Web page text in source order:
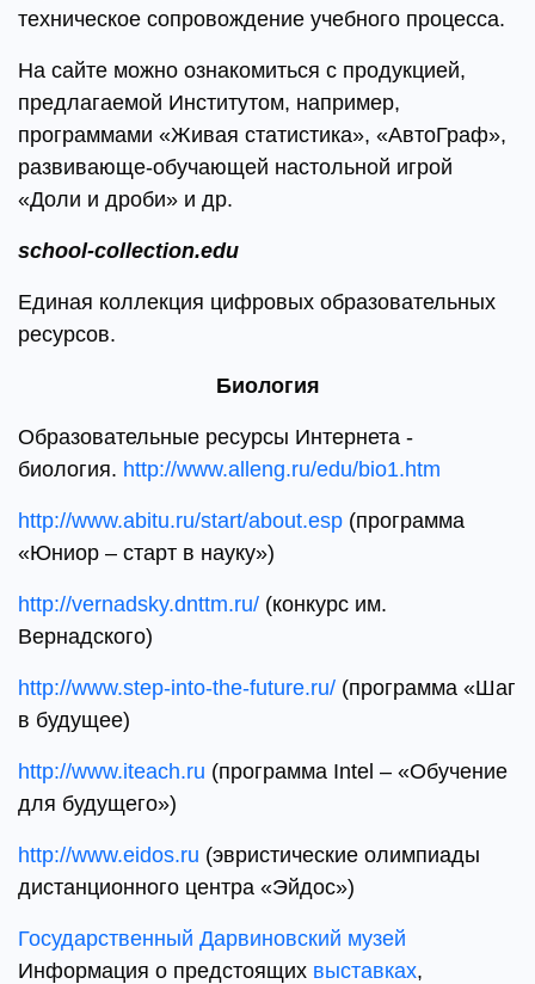
техническое сопровождение учебного процесса.
На сайте можно ознакомиться с продукцией,
предлагаемой Институтом, например,
программами «Живая статистика», «АвтоГраф»,
развивающе-обучающей настольной игрой
«Доли и дроби» и др.
school-collection.edu
Единая коллекция цифровых образовательных
ресурсов.
Биология
Образовательные ресурсы Интернета -
биология. http://www.alleng.ru/edu/bio1.htm
http://www.abitu.ru/start/about.esp (программа
«Юниор – старт в науку»)
http://vernadsky.dnttm.ru/ (конкурс им.
Вернадского)
http://www.step-into-the-future.ru/ (программа «Шаг
в будущее)
http://www.iteach.ru (программа Intel – «Обучение
для будущего»)
http://www.eidos.ru (эвристические олимпиады
дистанционного центра «Эйдос»)
Государственный Дарвиновский музей
Информация о предстоящих выставках,